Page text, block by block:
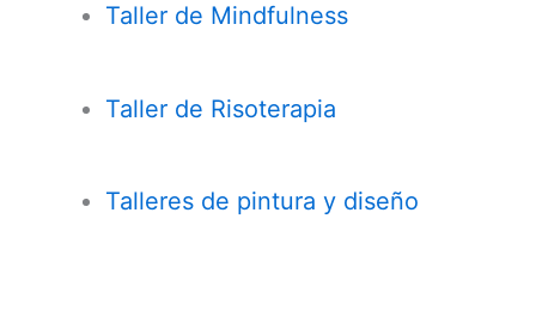
Taller de Mindfulness
Taller de Risoterapia
Talleres de pintura y diseño